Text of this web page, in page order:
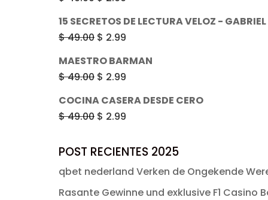
era:
$ 49.00.$ 2.99.
original
era:
$ 49.00.$ 2.99.
15 SECRETOS DE LECTURA VELOZ -
$49.00 El
original
era:
$ 49.00.
$ 2.99
$ 2.99.
MAESTRO BARMAN
$49.00 El
original
era:
$ 2.99
COCINA CASERA DESDE CERO
$49.00 El
original
era:
$ 2.99
actual
es:
POST RECIENTES 2025
qbet nederland Verken de Ongekende
Rasante Gewinne und exklusive F1 Casino